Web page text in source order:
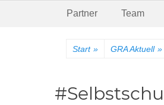
Submenü
Partner Team
Start » GRA Aktuell »